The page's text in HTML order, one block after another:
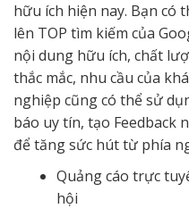
hữu ích hiện nay. Bạn có
lên TOP tìm kiếm của
nội dung hữu ích, chất
thắc mắc, nhu cầu của
nghiệp cũng có thể sử
báo uy tín, tạo
để tăng sức hút từ phía
Quảng cáo trực
hội